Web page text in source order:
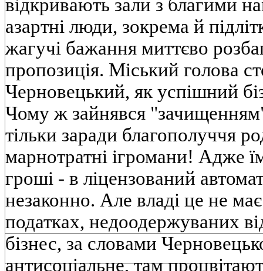
вiдкривають зали з благими
азартнi люди, зокрема й
жагучi бажання миттєво
пропозицiя. Мiський голова
Черновецький, як успiшний
Чому ж зайнявся
тiльки заради благополуччя
марнотратнi iгромани! Адже
грошi - в лiцензований
незаконно. Але владi це не
податках, недоодержуваних
бiзнес, за словами
антисоцiальне, там